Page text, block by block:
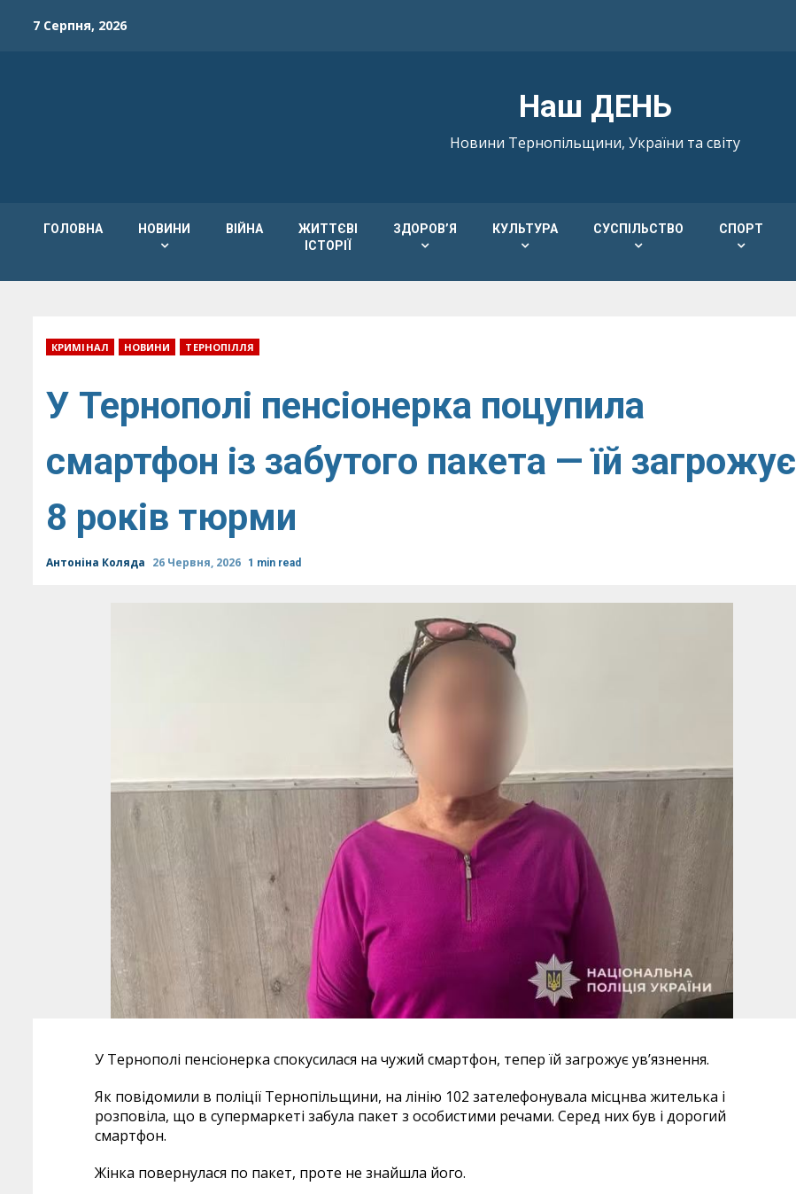
7 Серпня, 2026
Наш ДЕНЬ
Новини Тернопільщини, України та світу
ГОЛОВНА НОВИНИ ВІЙНА
ЖИТТЄВІ
ІСТОРІЇ
ЗДОРОВ’Я КУЛЬТУРА СУСПІЛЬСТВО СПОРТ
КРИМІНАЛ НОВИНИ ТЕРНОПІЛЛЯ
У Тернополі пенсіонерка поцупила
смартфон із забутого пакета — їй загрожує
8 років тюрми
Антоніна Коляда 26 Червня, 2026 1 min read
У Тернополі пенсіонерка спокусилася на чужий смартфон, тепер їй загрожує ув’язнення.
Як повідомили в поліції Тернопільщини, на лінію 102 зателефонувала місцнва жителька і
розповіла, що в супермаркеті забула пакет з особистими речами. Серед них був і дорогий
смартфон.
Жінка повернулася по пакет, проте не знайшла його.